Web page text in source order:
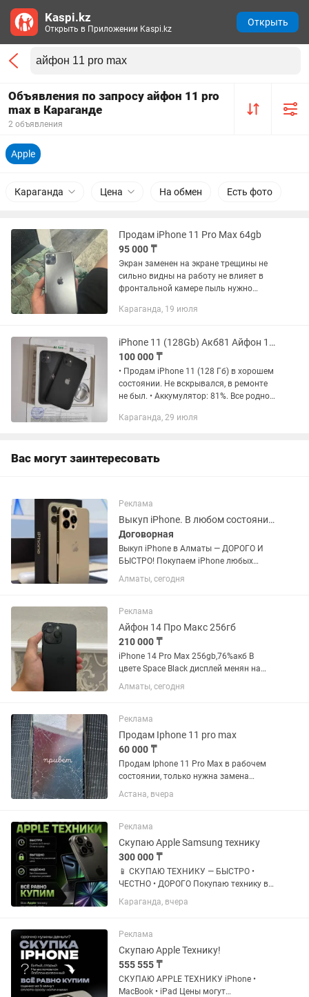
Объявления по запросу айфон 11 pro
max в Караганде
2 объявления
Apple
Караганда Цена На обмен Есть фото
Продам iPhone 11 Pro Max 64gb
95 000 ₸
Экран заменен на экране трещины не
сильно видны на работу не влияет в
фронтальной камере пыль нужно
делают в остальном телефон хороший
Караганда, 19 июля
iPhone 11 (128Gb) Акб81 Айфон 11 Apple A 15 Bionic 5G
100 000 ₸
• Продам iPhone 11 (128 Гб) в хорошем
состоянии. Не вскрывался, в ремонте
не был. • Аккумулятор: 81%. Все родное.
Караганда, 29 июля
Вас могут заинтересовать
Реклама
Выкуп iPhone. В любом состоянии, любые модели. Дорого
Договорная
Выкуп iPhone в Алматы — ДОРОГО И
БЫСТРО! Покупаем iPhone любых
моделей: • 11 / 12 / 13 / 14 / 15 / 16 / 17
• Pro / Pro Max • Даже с заменённым
Алматы, сегодня
Реклама
Айфон 14 Про Макс 256гб
210 000 ₸
iPhone 14 Pro Max 256gb,76%акб В
цвете Space Black дисплей менян на
качественный(за 30к менял)120гц олед
Остальное все родное,все работает
11,12,13,14,15,16,17
Алматы, сегодня
Реклама
Продам Iphone 11 pro max
60 000 ₸
Продам Iphone 11 Pro Max в рабочем
состоянии, только нужна замена
стекла спереди и сзади
(ориентировочная стоимость замены
Астана, вчера
Реклама
Скупаю Apple Samsung технику
300 000 ₸
📱 СКУПАЮ ТЕХНИКУ — БЫСТРО •
ЧЕСТНО • ДОРОГО Покупаю технику в
любом состоянии. Быстрая оценка за 5
минут ✅ Скупаю: • iPhone • Samsung •
iPhone Все модели от...
Караганда, вчера
Реклама
Скупаю Apple Технику!
555 555 ₸
СКУПАЮ APPLE ТЕХНИКУ iPhone •
MacBook • iPad Цены могут
Kaspi.kz
Открыть в Приложении Kaspi.kz
Открыть